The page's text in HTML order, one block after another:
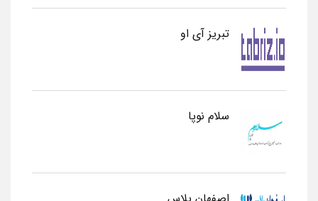
تبریز آی او
سلام نوپا